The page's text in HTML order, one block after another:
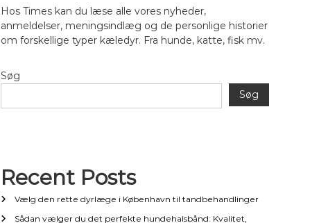
Hos Times kan du læse alle vores nyheder,
anmeldelser, meningsindlæg og de personlige historier
om forskellige typer kæledyr. Fra hunde, katte, fisk mv.
Søg
Søg
Recent Posts
Vælg den rette dyrlæge i København til tandbehandlinger
Sådan vælger du det perfekte hundehalsbånd: Kvalitet,